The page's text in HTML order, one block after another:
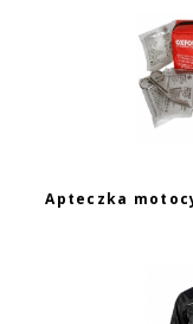
Apteczka